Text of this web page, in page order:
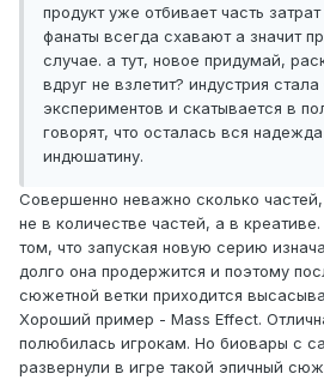
продукт уже отбивает часть
фанаты всегда схавают а значит
случае. а тут, новое придумай,
вдруг не взлетит? индустрия стала
экспериментов и скатывается в
говорят, что осталась вся
индюшатину.
Совершенно неважно сколько частей,
не в количестве частей, а в
том, что запуская новую серию
долго она продержится и поэтому
сюжетной ветки приходится
Хороший пример - Mass Effect.
полюбилась игрокам. Но биовары с
развернули в игре такой эпичный